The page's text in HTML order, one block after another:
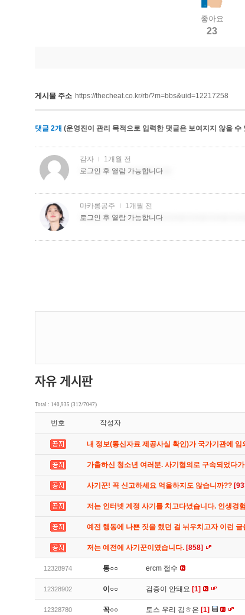
좋아요
23
게시물 주소 https://thecheat.co.kr/rb/?m=bbs&uid=12217258
댓글 2개 (운영진이 관리 목적으로 입력한 댓글은 보여지지 않을 수
Total : 140,935 (312/7047)
번호 작성자
내 정보(통신자료 제공사실 확인)가 국가기관에
가출하신 청소년 여러분. 사기혐의로 구속되었다
사기꾼! 꼭 신고하세요 억울하지도 않습니까??
저는 인터넷 계정 사기를 치고다녔습니다. 인생경
예전 행동에 나쁜 짓을 했던 걸 뉘우치고자 이런 글
저는 예전에 사기꾼이였습니다. [858]
12328974 통○○ ercm 접수
12328902 이○○ 검증이 안돼요 [1]
12328780 꼭○○ 토스 우리 김ㅎ은 [1]